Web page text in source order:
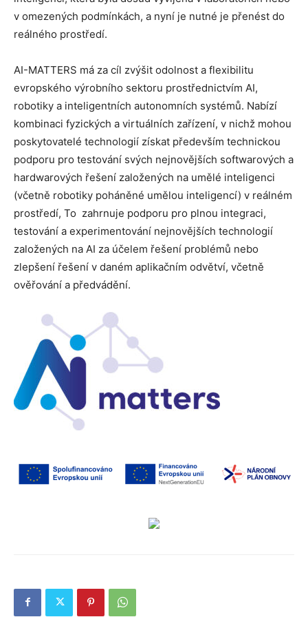
v omezených podmínkách, a nyní je nutné je přenést do
reálného prostředí.
AI-MATTERS má za cíl zvýšit odolnost a flexibilitu
evropského výrobního sektoru prostřednictvím AI,
robotiky a inteligentních autonomních systémů. Nabízí
kombinaci fyzických a virtuálních zařízení, v nichž mohou
poskytovatelé technologií získat především technickou
podporu pro testování svých nejnovějších softwarových a
hardwarových řešení založených na umělé inteligenci
(včetně robotiky poháněné umělou inteligencí) v reálném
prostředí, To zahrnuje podporu pro plnou integraci,
testování a experimentování nejnovějších technologií
založených na AI za účelem řešení problémů nebo
zlepšení řešení v daném aplikačním odvětví, včetně
ověřování a předvádění.